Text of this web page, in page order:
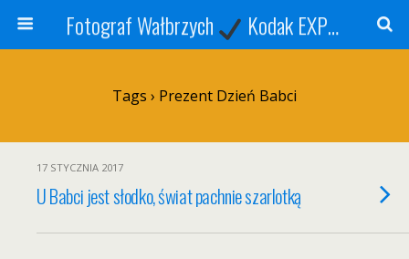
Fotograf Wałbrzych Kodak EXPRESS
Tags › Prezent Dzień Babci
17 STYCZNIA 2017
U Babci jest słodko, świat pachnie szarlotką